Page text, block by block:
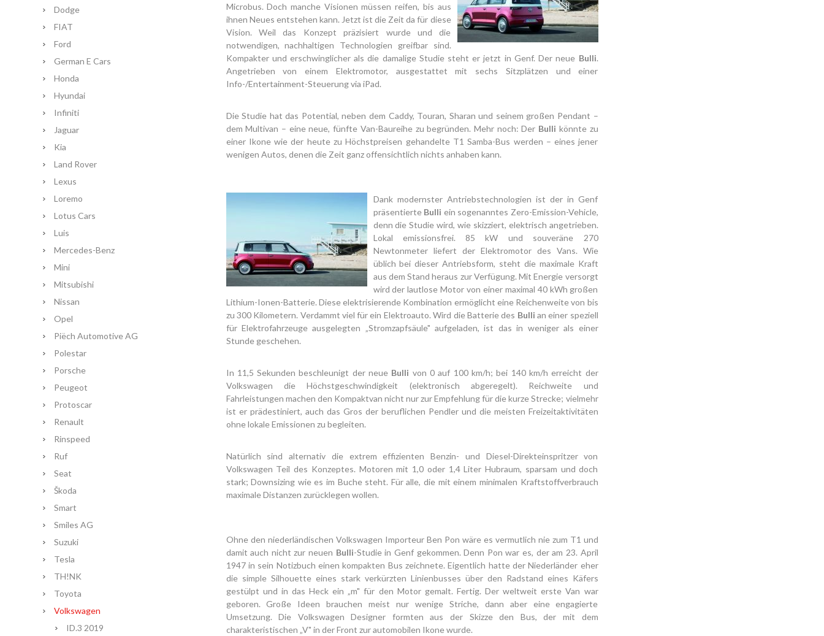
Microbus. Doch manche Visionen müssen reifen, bis aus
ihnen Neues entstehen kann. Jetzt ist die Zeit da für diese
Vision. Weil das Konzept präzisiert wurde und die
notwendigen, nachhaltigen Technologien greifbar sind.
Kompakter und erschwinglicher als die damalige Studie steht er jetzt in Genf. Der neue Bulli.
Angetrieben von einem Elektromotor, ausgestattet mit sechs Sitzplätzen und einer
Info-/Entertainment-Steuerung via iPad.
Die Studie hat das Potential, neben dem Caddy, Touran, Sharan und seinem großen Pendant –
dem Multivan – eine neue, fünfte Van-Baureihe zu begründen. Mehr noch: Der Bulli könnte zu
einer Ikone wie der heute zu Höchstpreisen gehandelte T1 Samba-Bus werden – eines jener
wenigen Autos, denen die Zeit ganz offensichtlich nichts anhaben kann.
Dank modernster Antriebstechnologien ist der in Genf
präsentierteBulli ein sogenanntes Zero-Emission-Vehicle,
denn die Studie wird, wie skizziert, elektrisch angetrieben.
Lokal emissionsfrei. 85 kW und souveräne 270
Newtonmeter liefert der Elektromotor des Vans. Wie
üblich bei dieser Antriebsform, steht die maximale Kraft
aus dem Stand heraus zur Verfügung. Mit Energie versorgt
wird der lautlose Motor von einer maximal 40 kWh großen
Lithium-Ionen-Batterie. Diese elektrisierende Kombination ermöglicht eine Reichenweite von bis
zu 300 Kilometern. Verdammt viel für ein Elektroauto. Wird die Batterie des Bulli an einer speziell
für Elektrofahrzeuge ausgelegten „Stromzapfsäule" aufgeladen, ist das in weniger als einer
Stunde geschehen.
In 11,5 Sekunden beschleunigt der neue Bulli von 0 auf 100 km/h; bei 140 km/h erreicht der
Volkswagen die Höchstgeschwindigkeit (elektronisch abgeregelt). Reichweite und
Fahrleistungen machen den Kompaktvan nicht nur zur Empfehlung für die kurze Strecke; vielmehr
ist er prädestiniert, auch das Gros der beruflichen Pendler und die meisten Freizeitaktivitäten
ohne lokale Emissionen zu begleiten.
Natürlich sind alternativ die extrem effizienten Benzin- und Diesel-Direkteinspritzer von
Volkswagen Teil des Konzeptes. Motoren mit 1,0 oder 1,4 Liter Hubraum, sparsam und doch
stark; Downsizing wie es im Buche steht. Für alle, die mit einem minimalen Kraftstoffverbrauch
maximale Distanzen zurücklegen wollen.
Ohne den niederländischen Volkswagen Importeur Ben Pon wäre es vermutlich nie zum T1 und
damit auch nicht zur neuen Bulli-Studie in Genf gekommen. Denn Pon war es, der am 23. April
1947 in sein Notizbuch einen kompakten Bus zeichnete. Eigentlich hatte der Niederländer eher
die simple Silhouette eines stark verkürzten Linienbusses über den Radstand eines Käfers
gestülpt und in das Heck ein „m" für den Motor gemalt. Fertig. Der weltweit erste Van war
geboren. Große Ideen brauchen meist nur wenige Striche, dann aber eine engagierte
Umsetzung. Die Volkswagen Designer formten aus der Skizze den Bus, der mit dem
charakteristischen „V" in der Front zur automobilen Ikone wurde.
Dodge
FIAT
Ford
German E Cars
Honda
Hyundai
Infiniti
Jaguar
Kia
Land Rover
Lexus
Loremo
Lotus Cars
Luis
Mercedes-Benz
Mini
Mitsubishi
Nissan
Opel
Piëch Automotive AG
Polestar
Porsche
Peugeot
Protoscar
Renault
Rinspeed
Ruf
Seat
Škoda
Smart
Smiles AG
Suzuki
Tesla
TH!NK
Toyota
Volkswagen
ID.3 2019